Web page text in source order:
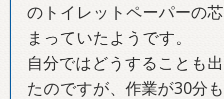
のトイレットペーパーの
まっていたようです。
自分ではどうすることも
たのですが、作業が30分